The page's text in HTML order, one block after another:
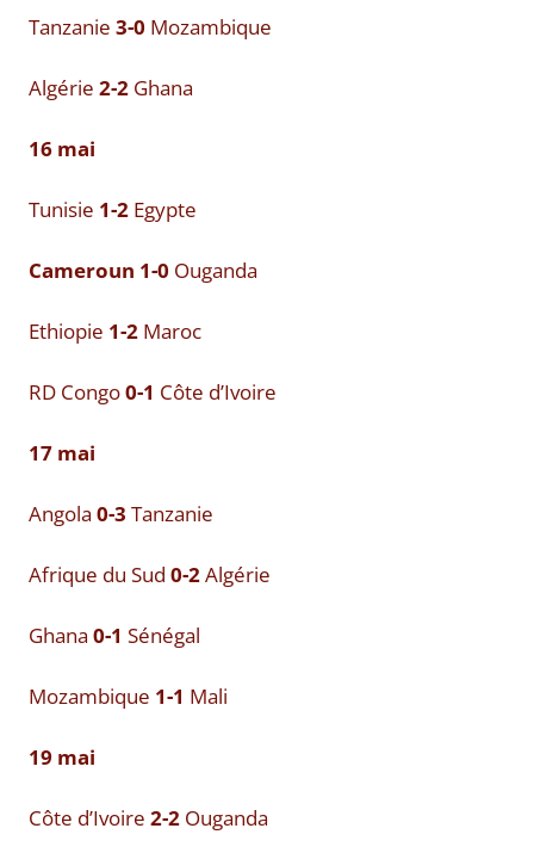
Tanzanie 3-0 Mozambique
Algérie 2-2 Ghana
16 mai
Tunisie 1-2 Egypte
Cameroun 1-0 Ouganda
Ethiopie 1-2 Maroc
RD Congo0-1 Côte d’Ivoire
17 mai
Angola 0-3 Tanzanie
Afrique du Sud 0-2Algérie
Ghana 0-1 Sénégal
Mozambique 1-1 Mali
19 mai
Côte d’Ivoire 2-2 Ouganda